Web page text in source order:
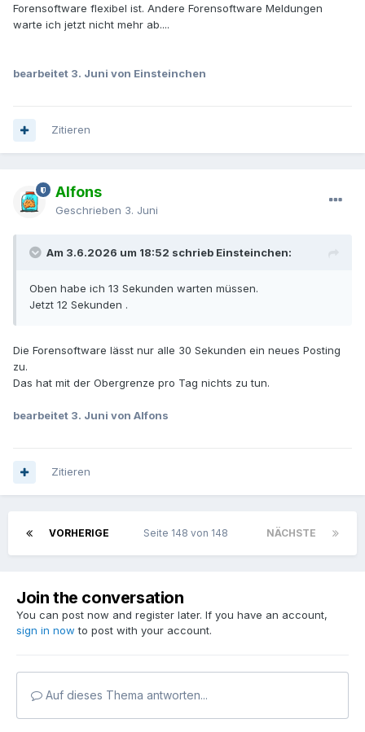
Forensoftware flexibel ist. Andere Forensoftware Meldungen
warte ich jetzt nicht mehr ab....
bearbeitet 3. Juni von Einsteinchen
Zitieren
Alfons
Geschrieben 3. Juni
Am 3.6.2026 um 18:52 schrieb Einsteinchen:
Oben habe ich 13 Sekunden warten müssen.
Jetzt 12 Sekunden .
Die Forensoftware lässt nur alle 30 Sekunden ein neues Posting
zu.
Das hat mit der Obergrenze pro Tag nichts zu tun.
bearbeitet 3. Juni von Alfons
Zitieren
VORHERIGE NÄCHSTE
Seite 148 von 148
Join the conversation
You can post now and register later. If you have an account,
sign in now to post with your account.
Auf dieses Thema antworten...